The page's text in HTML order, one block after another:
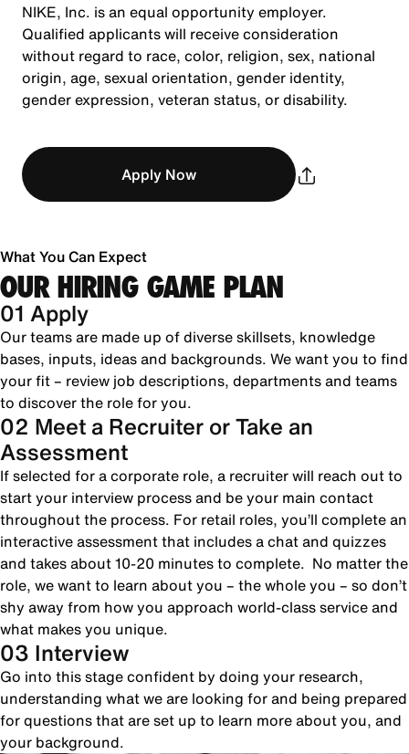
NIKE, Inc. is an equal opportunity employer.
Qualified applicants will receive consideration
without regard to race, color, religion, sex, national
origin, age, sexual orientation, gender identity,
gender expression, veteran status, or disability.
Apply Now
What You Can Expect
OUR HIRING GAME PLAN
01 Apply
Our teams are made up of diverse skillsets, knowledge
bases, inputs, ideas and backgrounds. We want you to find
your fit – review job descriptions, departments and teams
to discover the role for you.
02 Meet a Recruiter or Take an
Assessment
If selected for a corporate role, a recruiter will reach out to
start your interview process and be your main contact
throughout the process. For retail roles, you’ll complete an
interactive assessment that includes a chat and quizzes
and takes about 10-20 minutes to complete. No matter the
role, we want to learn about you – the whole you – so don’t
shy away from how you approach world-class service and
what makes you unique.
03 Interview
Go into this stage confident by doing your research,
understanding what we are looking for and being prepared
for questions that are set up to learn more about you, and
your background.